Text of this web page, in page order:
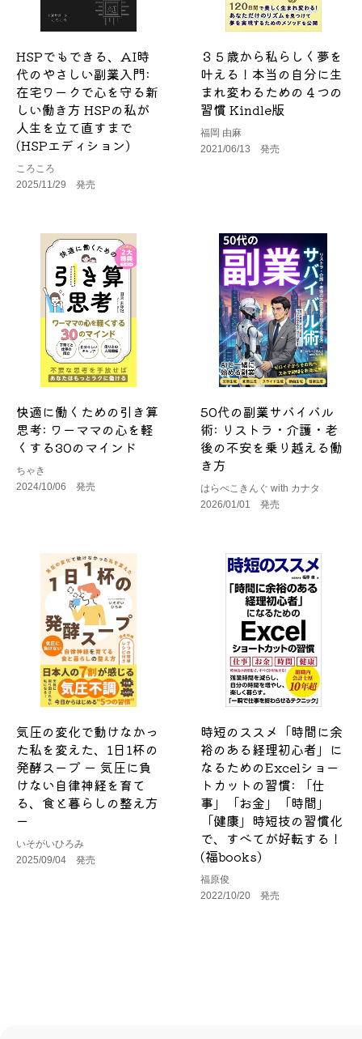
HSPでもできる、AI時
代のやさしい副業入門:
在宅ワークで心を守る新
しい働き方 HSPの私が
人生を立て直すまで
(HSPエディション)
ころころ
2025/11/29 発売
３５歳から私らしく夢を
叶える！本当の自分に生
まれ変わるための４つの
習慣 Kindle版
福岡 由麻
2021/06/13 発売
快適に働くための引き算
思考: ワーママの心を軽
くする30のマインド
ちゃき
2024/10/06 発売
50代の副業サバイバル
術: リストラ・介護・老
後の不安を乗り越える働
き方
はらぺこきんぐ with カナタ
2026/01/01 発売
気圧の変化で動けなかっ
た私を変えた、1日1杯の
発酵スープ ー 気圧に負
けない自律神経を育て
る、食と暮らしの整え方
ー
いそがいひろみ
2025/09/04 発売
時短のススメ「時間に余
裕のある経理初心者」に
なるためのExcelショー
トカットの習慣: 「仕
事」「お金」「時間」
「健康」時短技の習慣化
で、すべてが好転する！
(福books)
福原俊
2022/10/20 発売